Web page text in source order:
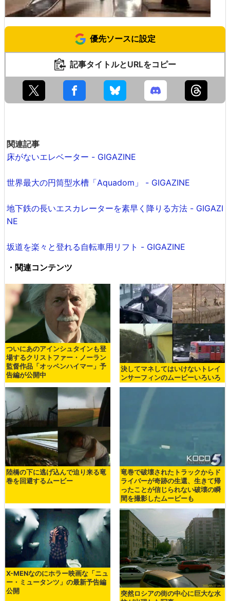
優先ソースに設定
記事タイトルとURLをコピー
関連記事
床がないエレベーター - GIGAZINE
世界最大の円筒型水槽「Aquadom」 - GIGAZINE
地下鉄の長いエスカレーターを素早く降りる方法 - GIGAZI
NE
坂道を楽々と登れる自転車用リフト - GIGAZINE
・関連コンテンツ
ついにあのアインシュタインも登
場するクリストファー・ノーラン
監督作品「オッペンハイマー」予
告編が公開中
決してマネしてはいけないトレイ
ンサーフィンのムービーいろいろ
陸橋の下に逃げ込んで迫り来る竜
巻を回避するムービー
竜巻で破壊されたトラックからド
ライバーが奇跡の生還、生きて帰
ったことが信じられない破壊の瞬
間を撮影したムービーも
X-MENなのにホラー映画な「ニュ
ー・ミュータンツ」の最新予告編
公開
突然ロシアの街の中心に巨大な水